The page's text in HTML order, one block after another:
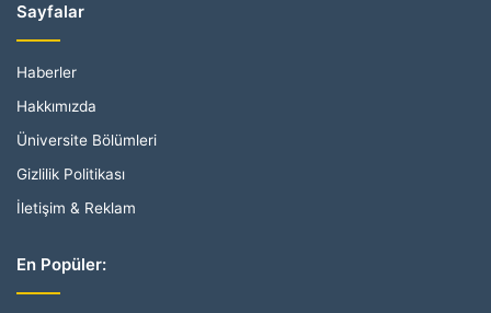
Sayfalar
Haberler
Hakkımızda
Üniversite Bölümleri
Gizlilik Politikası
İletişim & Reklam
En Popüler: